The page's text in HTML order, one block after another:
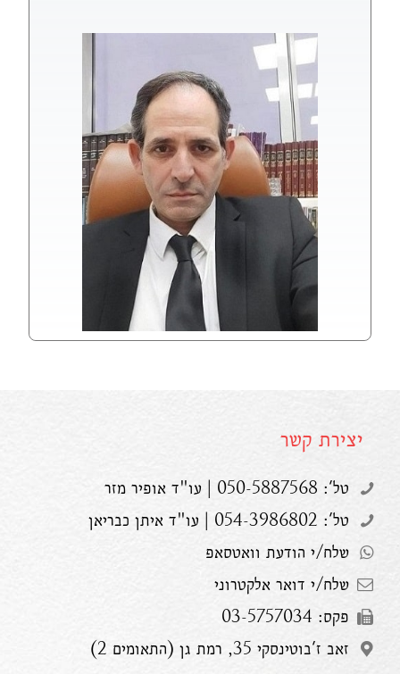
יצירת קשר
טל': 050-5887568 | עו"ד אופיר מזר
טל': 054-3986802 | עו"ד איתן כבריאן
שלח/י הודעת וואטסאפ
שלח/י דואר אלקטרוני
פקס: 03-5757034
זאב ז'בוטינסקי 35, רמת גן (התאומים 2)